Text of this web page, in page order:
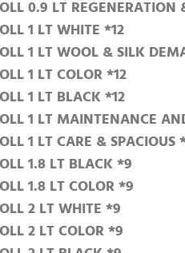
0.9 LT
1 LT WHITE *12
1 LT WOOL & SILK
1 LT COLOR *12
1 LT BLACK *12
1 LT MAINTENANCE
1 LT CARE & SPACIOUS
1.8 LT BLACK *9
1.8 LT COLOR *9
2 LT WHITE *9
2 LT COLOR *9